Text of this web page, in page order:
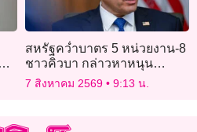
สหรัฐคว่ำบาตร 5 หน่วยงาน-8
ชาวคิวบา กล่าวหาหนุน
สัมพันธ์ทหารต่างชาติ
7 สิงหาคม 2569 9:13 น.